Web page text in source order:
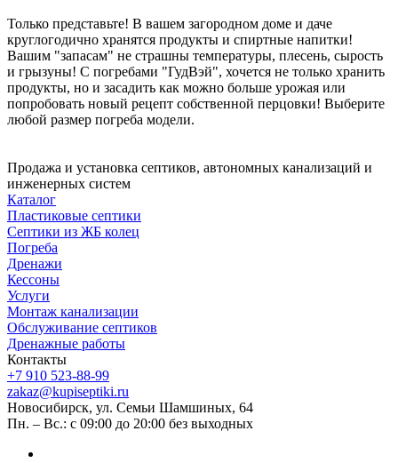
Только представьте! В вашем загородном доме и даче
круглогодично хранятся продукты и спиртные напитки!
Вашим "запасам" не страшны температуры, плесень, сырость
и грызуны! С погребами "ГудВэй", хочется не только хранить
продукты, но и засадить как можно больше урожая или
попробовать новый рецепт собственной перцовки! Выберите
любой размер погреба модели.
Продажа и установка септиков, автономных канализаций и
инженерных систем
Каталог
Пластиковые септики
Септики из ЖБ колец
Погреба
Дренажи
Кессоны
Услуги
Монтаж канализации
Обслуживание септиков
Дренажные работы
Контакты
+7 910 523-88-99
zakaz@kupiseptiki.ru
Новосибирск, ул. Семьи Шамшиных, 64
Пн. – Вс.: с 09:00 до 20:00 без выходных